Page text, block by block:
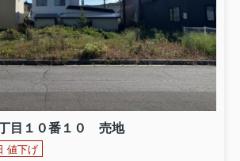
目１０番１０ 売地
値下げ